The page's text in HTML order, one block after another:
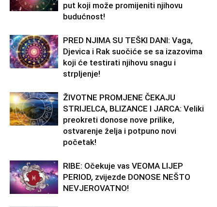
put koji može promijeniti njihovu
budućnost!
PRED NJIMA SU TEŠKI DANI: Vaga,
Djevica i Rak suočiće se sa izazovima
koji će testirati njihovu snagu i
strpljenje!
ŽIVOTNE PROMJENE ČEKAJU
STRIJELCA, BLIZANCE I JARCA: Veliki
preokreti donose nove prilike,
ostvarenje želja i potpuno novi
početak!
RIBE: Očekuje vas VEOMA LIJEP
PERIOD, zvijezde DONOSE NEŠTO
NEVJEROVATNO!